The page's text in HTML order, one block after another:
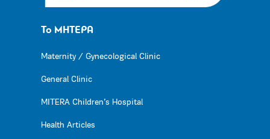
Το ΜΗΤΕΡΑ
Maternity / Gynecological Clinic
General Clinic
MITERA Children’s Hospital
Health Articles